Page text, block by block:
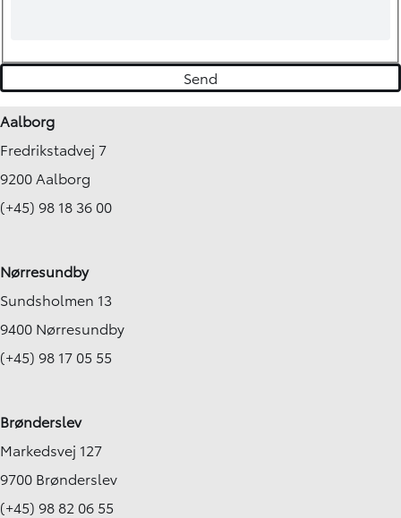
Aalborg
Fredrikstadvej 7
9200 Aalborg
(+45) 98 18 36 00
Nørresundby
Sundsholmen 13
9400 Nørresundby
(+45) 98 17 05 55
Brønderslev
Markedsvej 127
9700 Brønderslev
(+45) 98 82 06 55